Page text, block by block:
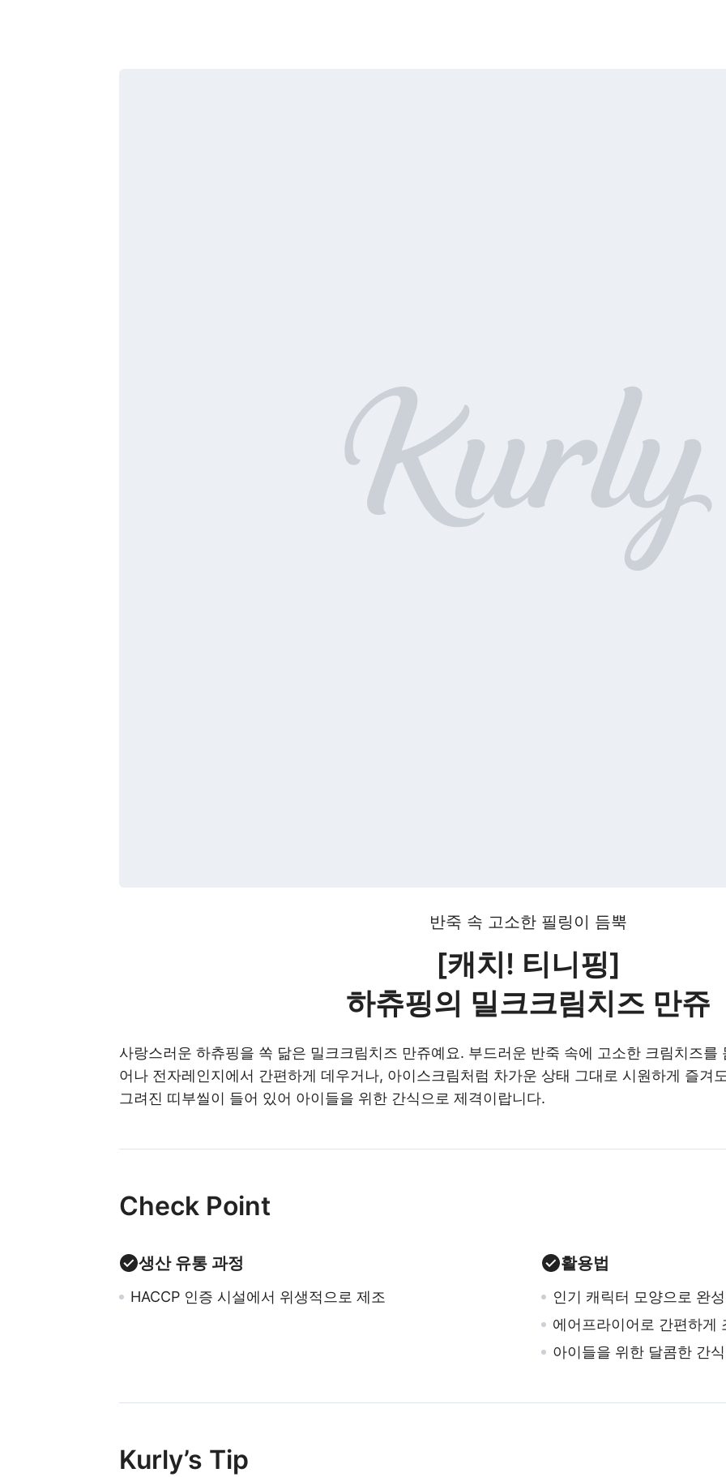
반죽 속 고소한 필링이 듬뿍
[캐치! 티니핑]
하츄핑의 밀크크림치즈 만쥬
사랑스러운 하츄핑을 쏙 닮은 밀크크림치즈 만쥬예요. 부드러운 반죽 속에 고소한 크림치즈를
어나 전자레인지에서 간편하게 데우거나, 아이스크림처럼 차가운 상태 그대로 시원하게 즐겨
그려진 띠부씰이 들어 있어 아이들을 위한 간식으로 제격이랍니다.
Check Point
생산 유통 과정
HACCP 인증 시설에서 위생적으로 제조
활용법
인기 캐릭터 모양으로 완
에어프라이어로 간편하게
아이들을 위한 달콤한 간
Kurly’s Tip